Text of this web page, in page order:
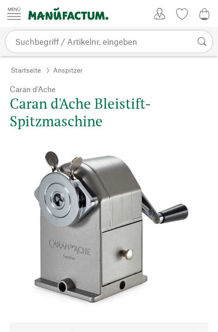
Zum Inhalt springen
Startseite Anspitzer
Caran d’Ache
Caran d'Ache Bleistift-
Spitzmaschine